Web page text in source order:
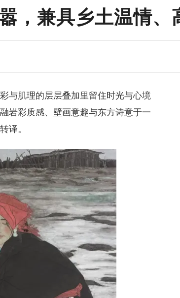
，兼具乡土温情、
与肌理的层层叠加里留住时光与心境
岩彩质感、壁画意趣与东方诗意于一
译。